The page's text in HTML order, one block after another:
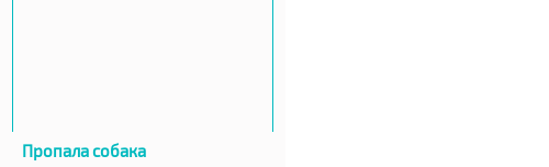
Пропала собака